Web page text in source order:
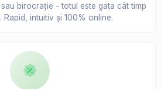
birocrație - totul este gata cât timp
Rapid, intuitiv și 100% online.